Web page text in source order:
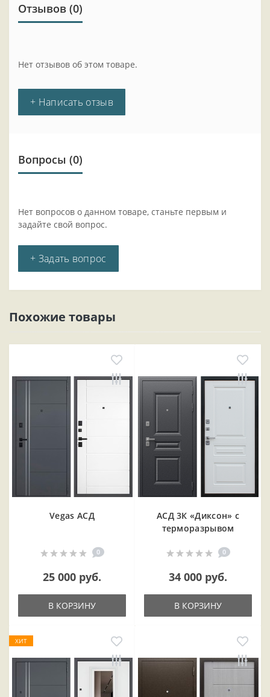
Отзывов (0)
Нет отзывов об этом товаре.
+ Написать отзыв
Вопросы (0)
Нет вопросов о данном товаре, станьте первым и
задайте свой вопрос.
+ Задать вопрос
Похожие товары
Vegas АСД
0
25 000 руб.
В КОРЗИНУ
АСД 3К «Диксон» с
терморазрывом
0
34 000 руб.
В КОРЗИНУ
ХИТ